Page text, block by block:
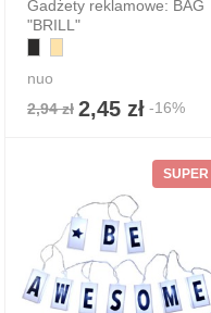
Gadżety reklamowe: BAG
"BRILL"
nuo
2,94 zł 2,45 zł -16%
SUPER